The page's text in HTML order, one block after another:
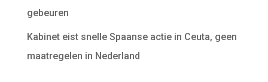
gebeuren
Kabinet eist snelle Spaanse actie in Ceuta, geen
maatregelen in Nederland